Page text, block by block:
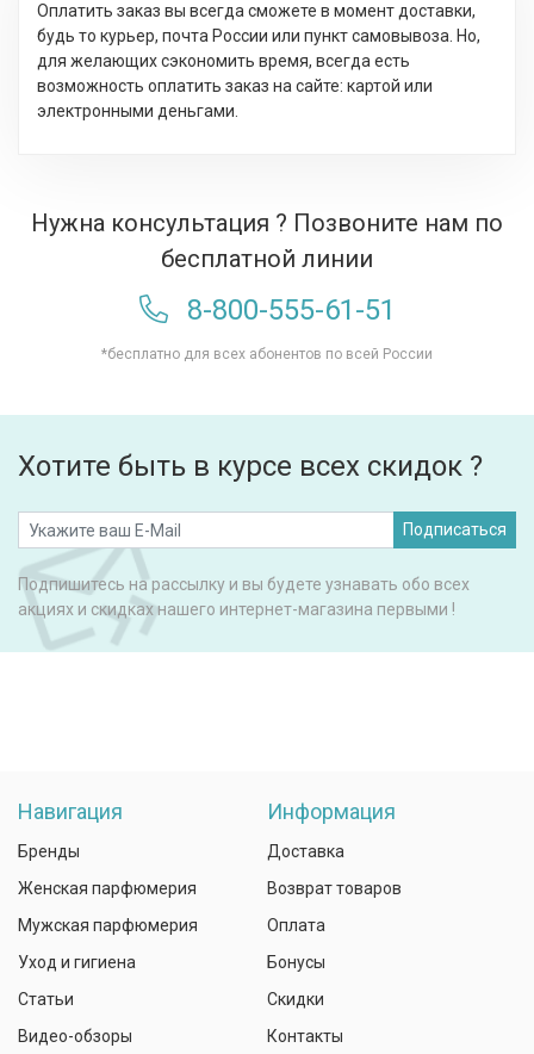
Оплатить заказ вы всегда сможете в момент доставки,
будь то курьер, почта России или пункт самовывоза. Но,
для желающих сэкономить время, всегда есть
возможность оплатить заказ на сайте: картой или
электронными деньгами.
Нужна консультация ? Позвоните нам по
бесплатной линии
8-800-555-61-51
*бесплатно для всех абонентов по всей России
Хотите быть в курсе всех скидок ?
Подписаться
Подпишитесь на рассылку и вы будете узнавать обо всех
акциях и скидках нашего интернет-магазина первыми !
Навигация
Бренды
Женская парфюмерия
Мужская парфюмерия
Уход и гигиена
Статьи
Видео-обзоры
Информация
Доставка
Возврат товаров
Оплата
Бонусы
Скидки
Контакты